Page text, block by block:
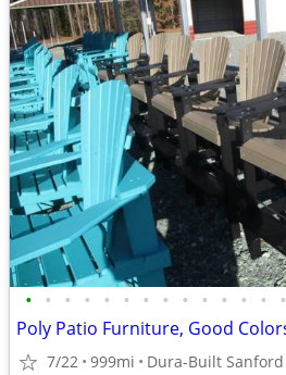
• • • • • • • • • • • • • •
7/22 999mi Dura-Built Sanford